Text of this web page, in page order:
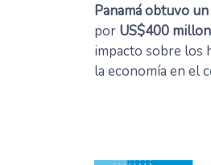
Panamá obtuvo
por US$400
impacto sobre los
la economía en el